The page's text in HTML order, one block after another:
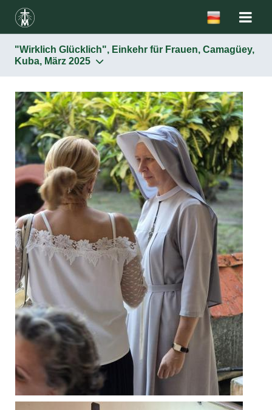
"Wirklich Glücklich", Einkehr für Frauen, Camagüey,
Kuba, März 2025